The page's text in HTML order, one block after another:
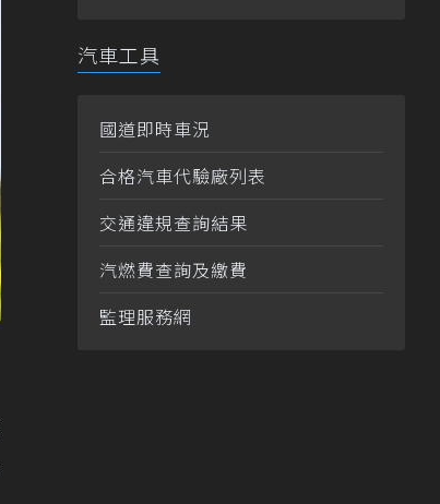
汽車工具
國道即時車況
合格汽車代驗廠列表
交通違規查詢結果
汽燃費查詢及繳費
監理服務網